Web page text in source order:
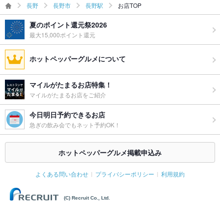
お祝い・サ
プライズ対
応
備考
予算、人数、日程など、些細なことでもご相談下さい。 不明点
長野 長野市 長野駅 お店TOP
夏のポイント還元祭2026
最大15,000ポイント還元
ホットペッパーグルメについて
マイルがたまるお店特集！
マイルがたまるお店をご紹介
今日明日予約できるお店
急ぎの飲み会でもネット予約OK！
ホットペッパーグルメ掲載申込み
よくある問い合わせ プライバシーポリシー 利用規約
(C) Recruit Co., Ltd.